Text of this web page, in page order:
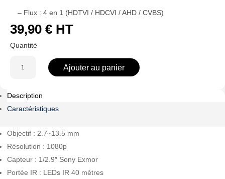
– Flux : 4 en 1 (HDTVI / HDCVI / AHD / CVBS)
39,90 € HT
RL99/2812-
W
Caméra
Ajouter au panier
Description
Caractéristiques
Objectif : 2.7~13.5 mm
Résolution : 1080p
Capteur : 1/2.9″ Sony Exmor
Portée IR : LEDs IR 40 mètres